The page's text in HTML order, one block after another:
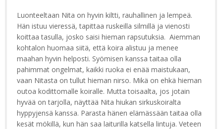
Luonteeltaan Nita on hyvin kiltti, rauhallinen ja lempeä.
Hän istuu vieressä, tapittaa ruskeilla silmillä ja vienosti
koittaa tasulla, josko saisi hieman rapsutuksia. Aiemman
kohtalon huomaa siitä, että koira alistuu ja menee
maahan hyvin helposti. Syömisen kanssa taitaa olla
pahimmat ongelmat, kaikki ruoka ei enää maistukaan,
vaan Nitasta on tullut hieman nirso. Mikä on ehkä hieman
outoa kodittomalle koiralle. Mutta toisaalta, jos jotain
hyvää on tarjolla, näyttää Nita hiukan sirkuskoiralta
hyppyjensä kanssa. Parasta hänen elämässään taitaa olla
kesät mökillä, kun hän saa laiturilla katsella lintuja. Veteen